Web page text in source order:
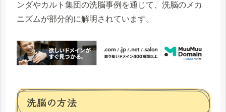
ンダやカルト集団の洗脳事例を通じて、洗脳のメカ
ニズムが部分的に解明されています。
洗脳の方法